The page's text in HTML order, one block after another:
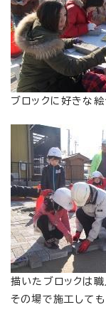
ブロックに好きな
描いたブロックは職
その場で施工しても